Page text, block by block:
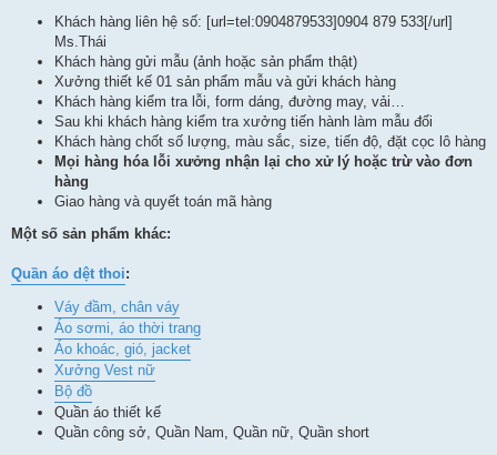
Khách hàng liên hệ số: [url=tel:0904879533]0904 879 533[/url]
Ms.Thái
Khách hàng gửi mẫu (ảnh hoặc sản phẩm thật)
Xưởng thiết kế 01 sản phẩm mẫu và gửi khách hàng
Khách hàng kiểm tra lỗi, form dáng, đường may, vải…
Sau khi khách hàng kiểm tra xưởng tiến hành làm mẫu đối
Khách hàng chốt số lượng, màu sắc, size, tiến độ, đặt cọc lô hàng
Mọi hàng hóa lỗi xưởng nhận lại cho xử lý hoặc trừ vào đơn
hàng
Giao hàng và quyết toán mã hàng
Một số sản phẩm khác:
Quần áo dệt thoi:
Váy đầm, chân váy
Áo sơmi, áo thời trang
Áo khoác, gió, jacket
Xưởng Vest nữ
Bộ đồ
Quần áo thiết kế
Quần công sở, Quần Nam, Quần nữ, Quần short